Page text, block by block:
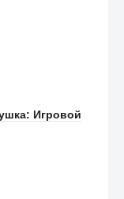
Игровой